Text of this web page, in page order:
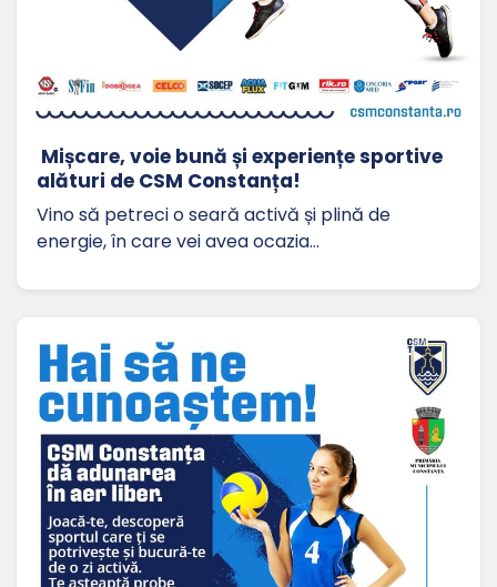
Mișcare, voie bună și experiențe sportive
alături de CSM Constanța!
Vino să petreci o seară activă și plină de
energie, în care vei avea ocazia…